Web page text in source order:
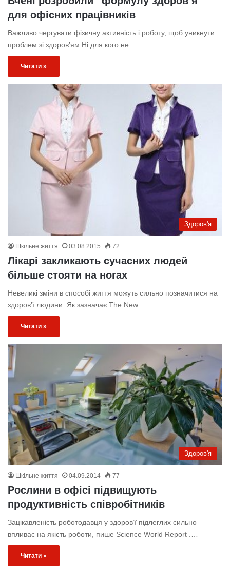
для офісних працівників
Важливо чергувати фізичну активність і роботу, щоб уникнути
проблем зі здоров’ям Ні для кого не…
Читати »
Здоров'я
Шкільне життя 03.08.2015 72
Лікарі закликають сучасних людей
більше стояти на ногах
Невеликі зміни в способі життя можуть сильно позначитися на
здоров’ї людини. Як зазначає The New…
Читати »
Здоров'я
Шкільне життя 04.09.2014 77
Рослини в офісі підвищують
продуктивність співробітників
Зацікавленість роботодавця у здоров’ї підлеглих сильно
впливає на якість роботи, пише Science World Report .…
Читати »